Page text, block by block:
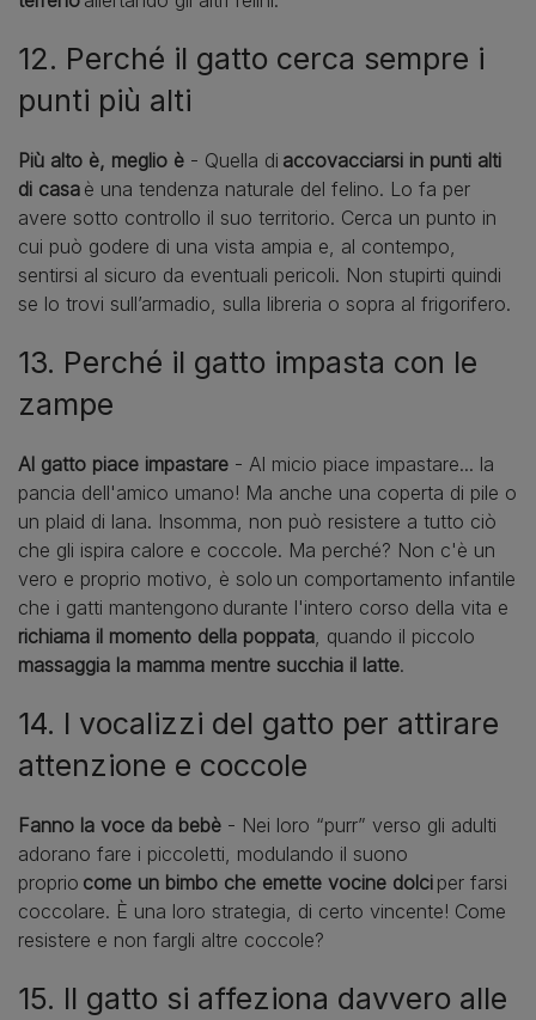
12. Perché il gatto cerca sempre i
punti più alti
Più alto è, meglio è - Quella di accovacciarsi in punti alti
di casa è una tendenza naturale del felino. Lo fa per
avere sotto controllo il suo territorio. Cerca un punto in
cui può godere di una vista ampia e, al contempo,
sentirsi al sicuro da eventuali pericoli. Non stupirti quindi
se lo trovi sull’armadio, sulla libreria o sopra al frigorifero.
13. Perché il gatto impasta con le
zampe
Al gatto piace impastare - Al micio piace impastare... la
pancia dell'amico umano! Ma anche una coperta di pile o
un plaid di lana. Insomma, non può resistere a tutto ciò
che gli ispira calore e coccole. Ma perché? Non c'è un
vero e proprio motivo, è solo un comportamento infantile
che i gatti mantengono durante l'intero corso della vita e
richiama il momento della poppata , quando il piccolo
massaggia la mamma mentre succhia il latte.
14. I vocalizzi del gatto per attirare
attenzione e coccole
Fanno la voce da bebè - Nei loro “purr” verso gli adulti
adorano fare i piccoletti, modulando il suono
proprio come un bimbo che emette vocine dolci per farsi
coccolare. È una loro strategia, di certo vincente! Come
resistere e non fargli altre coccole?
15. Il gatto si affeziona davvero alle